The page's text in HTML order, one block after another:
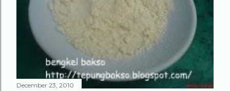
December 23, 2010